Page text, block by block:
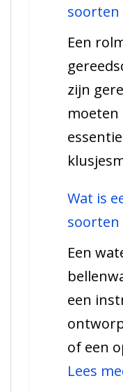
soorten
Een
zijn
moeten
Wat is
soorten
Een
een
of een
Lees